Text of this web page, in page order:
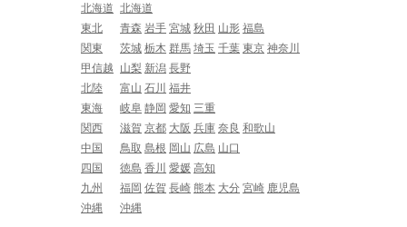
北海道 北海道
東北
青森 岩手 宮城 秋田 山形 福島
関東
茨城 栃木 群馬 埼玉 千葉 東京 神奈川
甲信越
山梨 新潟 長野
北陸
富山 石川 福井
東海
岐阜 静岡 愛知 三重
関西
滋賀 京都 大阪 兵庫 奈良 和歌山
中国
鳥取 島根 岡山 広島 山口
四国
徳島 香川 愛媛 高知
九州
福岡 佐賀 長崎 熊本 大分 宮崎 鹿児島
沖縄
沖縄